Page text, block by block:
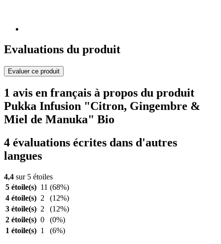
Evaluations du produit
Evaluer ce produit
1 avis en français à propos du produit
Pukka Infusion "Citron, Gingembre &
Miel de Manuka" Bio
4 évaluations écrites dans d'autres
langues
4,4 sur 5 étoiles
5 étoile(s) 11 (68%)
4 étoile(s) 2
(12%)
3 étoile(s) 2
(12%)
2 étoile(s) 0
(0%)
1 étoile(s) 1 (6%)